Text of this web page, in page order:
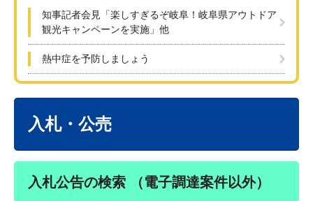
知事記者会見「楽しすぎるぞ岐阜！岐阜県アウトドア
観光キャンペーンを実施」他
熱中症を予防しましょう
入札・公売
入札公告の検索 （電子調達案件以外）